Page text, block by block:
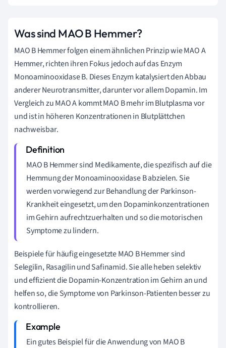
Was sind MAO B Hemmer?
MAO B Hemmer folgen einem ähnlichen Prinzip wie MAO A
Hemmer, richten ihren Fokus jedoch auf das Enzym
Monoaminooxidase B. Dieses Enzym katalysiert den Abbau
anderer Neurotransmitter, darunter vor allem Dopamin. Im
Vergleich zu MAO A kommt MAO B mehr im Blutplasma vor
und ist in höheren Konzentrationen in Blutplättchen
nachweisbar.
MAO B Hemmer sind Medikamente, die spezifisch auf die
Hemmung der Monoaminooxidase B abzielen. Sie
werden vorwiegend zur Behandlung der Parkinson-
Krankheit eingesetzt, um den Dopaminkonzentrationen
im Gehirn aufrechtzuerhalten und so die motorischen
Symptome zu lindern.
Beispiele für häufig eingesetzte MAO B Hemmer sind
Selegilin, Rasagilin und Safinamid. Sie alle heben selektiv
und effizient die Dopamin-Konzentration im Gehirn an und
helfen so, die Symptome von Parkinson-Patienten besser zu
kontrollieren.
Ein gutes Beispiel für die Anwendung von MAO B